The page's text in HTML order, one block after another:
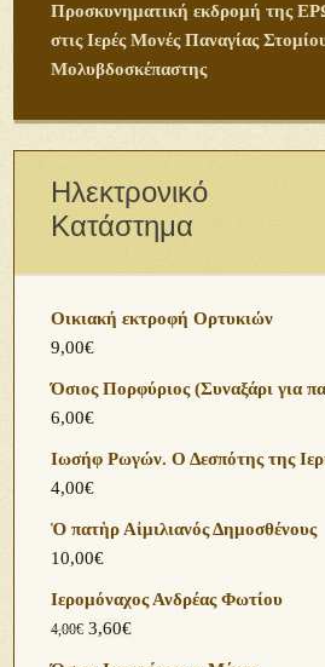
Προσκυνηματική εκδρομή της
στις Ιερές Μονές Παναγίας
Μολυβδοσκέπαστης
Ηλεκτρονικό
Κατάστημα
Οικιακή εκτροφή Ορτυκιών
9,00€
Όσιος Πορφύριος (Συναξάρι για
6,00€
Ιωσήφ Ρωγών. Ο Δεσπότης της
4,00€
Ὁ πατὴρ Αἰμιλιανός Δημοσθένους
10,00€
Ιερομόναχος Ανδρέας Φωτίου
4,00€ 3,60€